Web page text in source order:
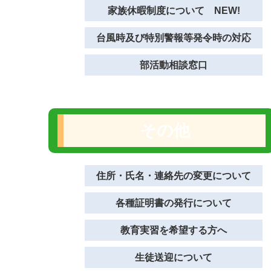
家族休暇制度について NEW!
台風時及び特別警報等発令時の対応
部活動相談窓口
住所・氏名・連絡先の変更について
各種証明書の発行について
教育実習を希望する方へ
生徒送迎について